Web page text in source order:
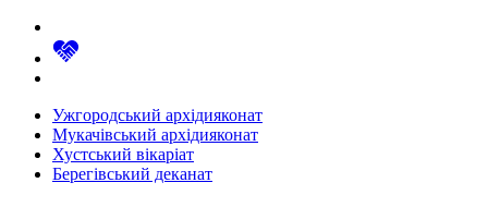
Ужгородський архідияконат
Мукачівський архідияконат
Хустський вікаріат
Берегівський деканат